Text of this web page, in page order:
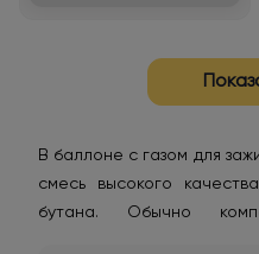
В баллоне с газом для
смесь высокого
бутана. Обычно